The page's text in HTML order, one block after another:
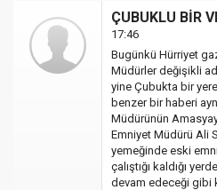
ÇUBUKLU BİR
17:46
Bugünkü Hürriyet
Müdürler değişikli
yine Çubukta bir
benzer bir haberi
Müdürünün
Emniyet Müdürü Ali
yemeğinde eski
çalıştığı kaldığı
devam edeceği gibi